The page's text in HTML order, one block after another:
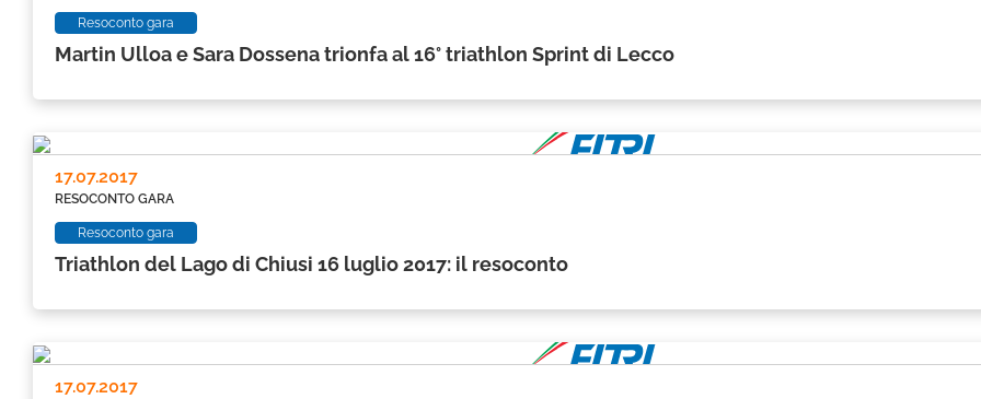
Martin Ulloa e Sara Dossena trionfa al 16° triathlon Sprint di Lecco
Resoconto gara
Triathlon del Lago di Chiusi 16 luglio 2017: il resoconto
RESOCONTO GARA
17.07.2017
Resoconto gara
17.07.2017